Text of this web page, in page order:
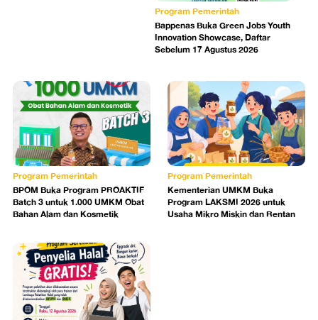
Program Pemerintah
Bappenas Buka Green Jobs Youth
Innovation Showcase, Daftar
Sebelum 17 Agustus 2026
Program Pemerintah
BPOM Buka Program PROAKTIF
Batch 3 untuk 1.000 UMKM Obat
Bahan Alam dan Kosmetik
Program Pemerintah
Kementerian UMKM Buka
Program LAKSMI 2026 untuk
Usaha Mikro Miskin dan Rentan